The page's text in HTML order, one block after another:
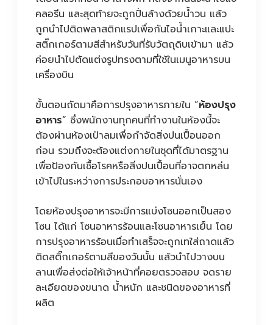
คลอรีน และสุดท้ายจะถูกปั่นล้างด้วยน้ำวน แล้ว
ถูกนำไปติดพลาสติกแรปเพื่อกันไอน้ำเกาะและแปะ
สติ๊กเกอร์ตามสีสำหรับวันที่รับวัตถุดิบเข้ามา แล้ว
ค่อยนำไปตัดแต่งรูปทรงตามที่ใช้ในเมนูอาหารบน
เครื่องบิน
ขั้นตอนถัดมาคือการปรุงอาหารภายใน “ห้องปรุง
อาหาร” ซึ่งพนักงานทุกคนที่ทำงานในห้องนี้จะ
ต้องผ่านห้องเป่าลมเพื่อกำจัดสิ่งปนเปื้อนออก
ก่อน รวมถึงจะต้องแต่งกายในชุดที่ได้มาตรฐาน
เพื่อป้องกันเชื้อโรคหรือสิ่งปนเปื้อนที่อาจตกหล่น
เข้าไปในระหว่างการประกอบอาหารนั่นเอง
โดยห้องปรุงอาหารจะมีการแบ่งโซนออกเป็นสอง
โซน ได้แก่ โซนอาหารร้อนและโซนอาหารเย็น โดย
การปรุงอาหารร้อนเมื่อทำเสร็จจะถูกเทใส่ถาดแล้ว
ติดสติ๊กเกอร์ตามสีของวันนั้น แล้วนำไปวางบน
ลานเพื่อส่งต่อให้เจ้าหน้าที่คอยตรวจสอบ จดราย
ละเอียดของขนาด น้ำหนัก และชนิดของอาหารที่
ผลิต